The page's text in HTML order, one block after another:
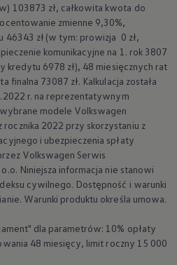
103873 zł, całkowita kwota do
zmienne 9,30%,
46343 zł (w tym: prowizja 0 zł,
komunikacyjne na 1. rok 3807
kredytu 6978 zł), 48 miesięcznych rat
finalna 73087 zł. Kalkulacja została
r. na reprezentatywnym
modele Volkswagen
rocznika 2022 przy skorzystaniu z
i ubezpieczenia spłaty
Volkswagen Serwis
Niniejsza informacja nie stanowi
cywilnego. Dostępność i warunki
Warunki produktu określa umowa.
dla parametrów: 10% opłaty
48 miesięcy, limit roczny 15 000